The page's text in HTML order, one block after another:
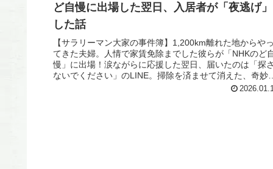
ど自慢に出場した翌日、入居者が「夜逃げ」
した話
【サラリーマン大家の事件簿】1,200km離れた地からやっ
てきた夫婦。人情で家賃免除までした彼らが「NHKのど
慢」に出場！涙ながらに応援した翌日、届いたのは「探さ
ないでください」のLINE。掃除を済ませて消えた、奇妙で